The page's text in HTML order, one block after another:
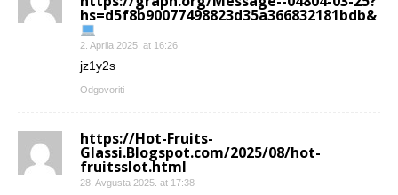
hs=d5f8b90077498823d35a366832181bdb&
2. Aprila 2025. at 16:26
jz1y2s
Odgovoriti
https://Hot-Fruits-
Glassi.Blogspot.com/2025/08/hot-
fruitsslot.html
28. Avgusta 2025. at 17:38